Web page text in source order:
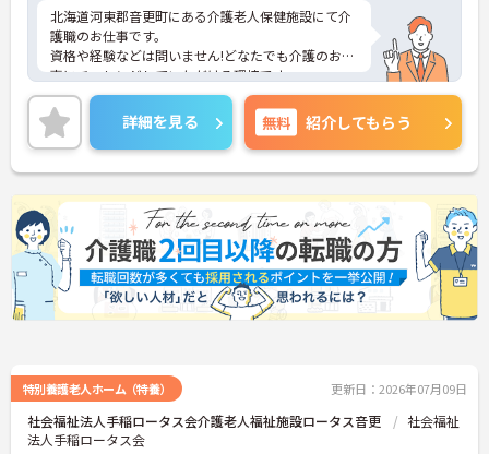
北海道河東郡音更町にある介護老人保健施設にて介
護職のお仕事です。
資格や経験などは問いません!どなたでも介護のお仕
事にチャレンジしていただける環境です。
ご興味ある方には、面接対策ポイントなど、さらに
詳細をお話しいたしますのでお気軽にご相談くださ
い。
詳細を見る 無料 紹介してもらう
特別養護老人ホーム（特養） 更新日：2026年07月09日
社会福祉法人手稲ロータス会介護老人福祉施設ロータス音更
社会福祉
法人手稲ロータス会